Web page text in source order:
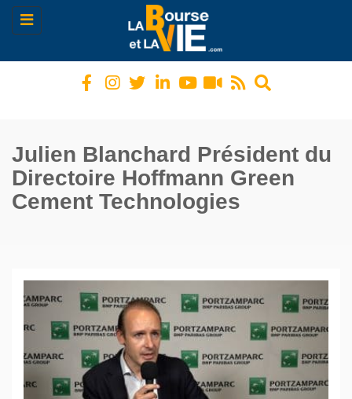
Toggle
navigation
Julien Blanchard Président du
Directoire Hoffmann Green
Cement Technologies